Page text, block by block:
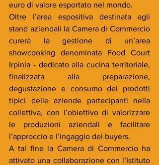
euro di valore esportato nel mondo.
Oltre l’area espositiva destinata agli
stand aziendali la Camera di Commercio
curerà la gestione di un’area
showcooking denominata Food Court
Irpinia - dedicato alla cucina territoriale,
finalizzata alla preparazione,
degustazione e consumo dei prodotti
tipici delle aziende partecipanti nella
collettiva, con l’obiettivo di valorizzare
le produzioni aziendali e facilitare
l’approccio e l’ingaggio dei buyers.
A tal fine la Camera di Commercio ha
attivato una collaborazione con l’Istituto